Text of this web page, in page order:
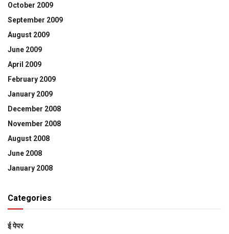
October 2009
September 2009
August 2009
June 2009
April 2009
February 2009
January 2009
December 2008
November 2008
August 2008
June 2008
January 2008
Categories
ई पेपर